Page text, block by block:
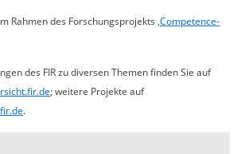
Rahmen des Forschungsprojekts ‚Competence-
des FIR zu diversen Themen finden Sie auf
; weitere Projekte auf
.